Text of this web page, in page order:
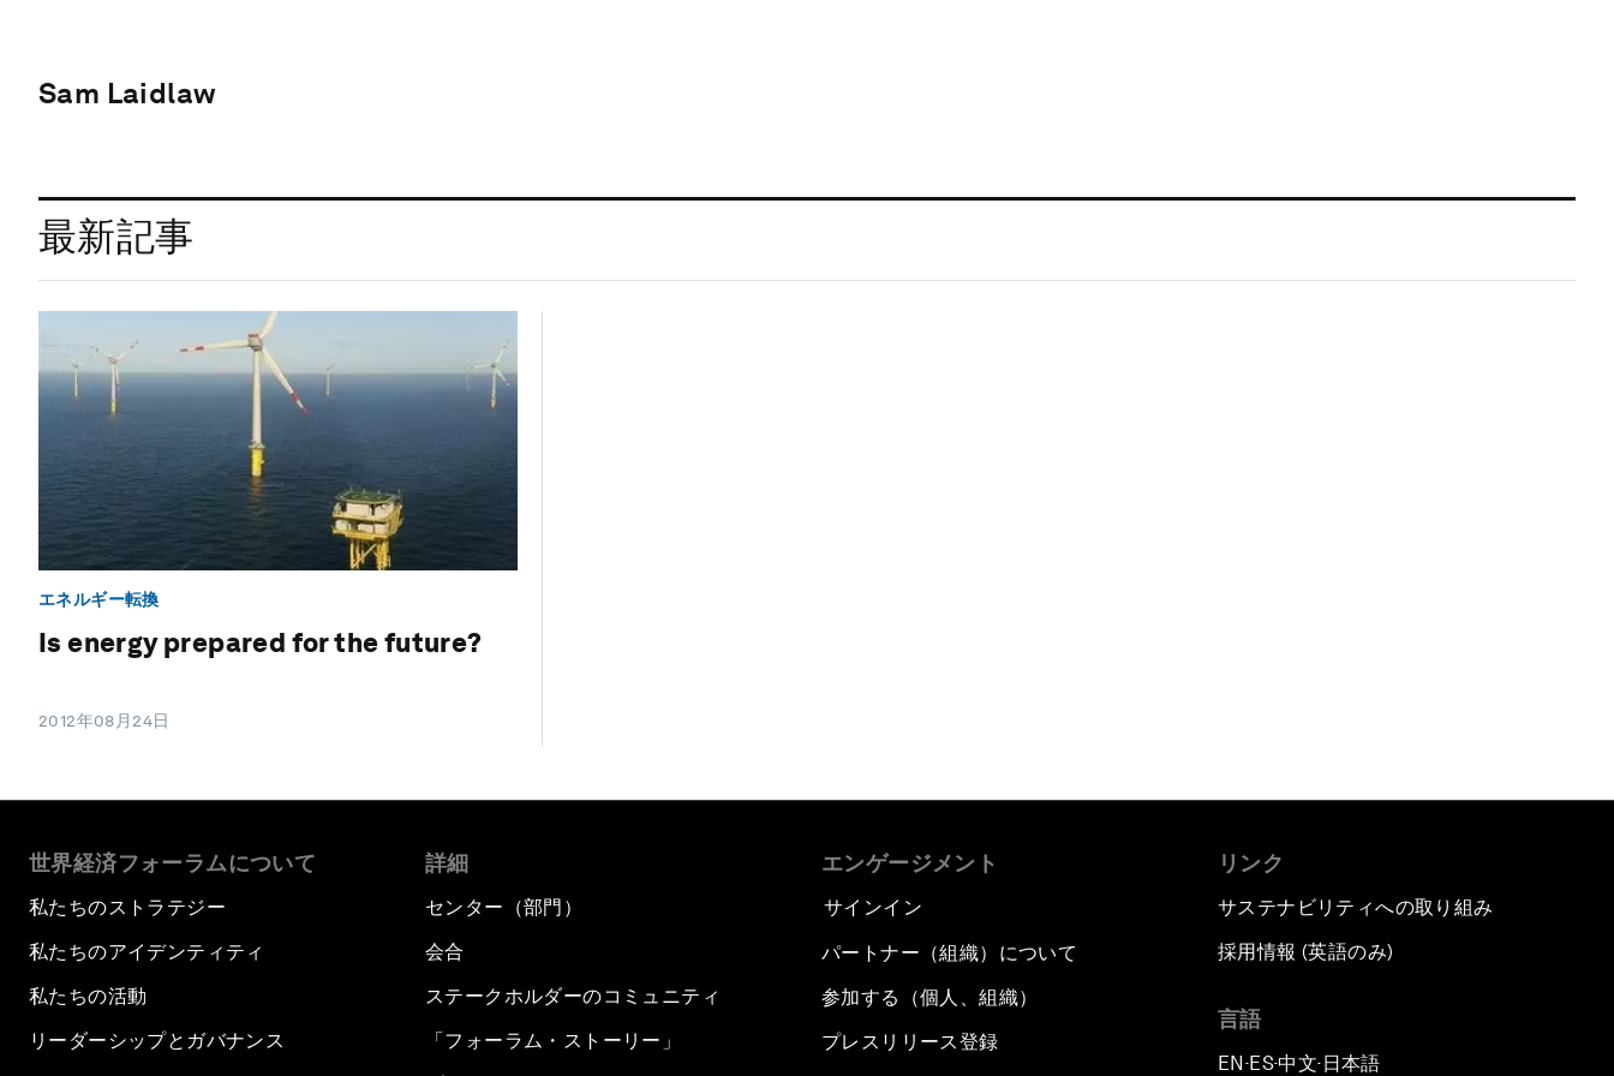
Sam Laidlaw
最新記事
エネルギー転換
Is energy prepared for the future?
2012年08月24日
世界経済フォーラムについて
私たちのストラテジー
私たちのアイデンティティ
私たちの活動
リーダーシップとガバナンス
詳細
センター（部門）
会合
ステークホルダーのコミュニティ
「フォーラム・ストーリー」
エンゲージメント
サインイン
パートナー（組織）について
参加する（個人、組織）
プレスリリース登録
リンク
サステナビリティへの取り組み
採用情報 (英語のみ)
言語
EN ▪ ES▪中文▪ 日本語